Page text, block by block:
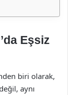
Eşsiz
biri olarak,
aynı